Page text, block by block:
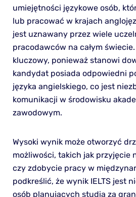
umiejętności językowe osób,
lub pracować w krajach
jest uznawany przez wiele
pracodawców na całym świecie.
kluczowy, ponieważ stanowi
kandydat posiada odpowiedni
języka angielskiego, co jest
komunikacji w środowisku
zawodowym.
Wysoki wynik może otworzyć
możliwości, takich jak przyjęcie
czy zdobycie pracy w
podkreślić, że wynik IELTS jest
osób planujących studia za